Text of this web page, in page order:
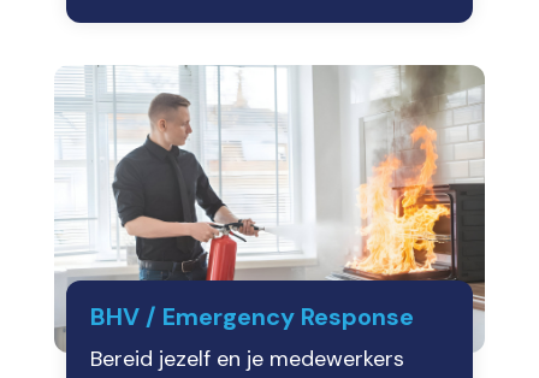
BHV / Emergency Response
Bereid jezelf en je medewerkers